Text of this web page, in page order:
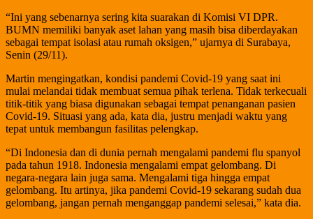
“Ini yang sebenarnya sering kita suarakan di Komisi VI DPR.
BUMN memiliki banyak aset lahan yang masih bisa diberdayakan
sebagai tempat isolasi atau rumah oksigen,” ujarnya di Surabaya,
Senin (29/11).
Martin mengingatkan, kondisi pandemi Covid-19 yang saat ini
mulai melandai tidak membuat semua pihak terlena. Tidak terkecuali
titik-titik yang biasa digunakan sebagai tempat penanganan pasien
Covid-19. Situasi yang ada, kata dia, justru menjadi waktu yang
tepat untuk membangun fasilitas pelengkap.
“Di Indonesia dan di dunia pernah mengalami pandemi flu spanyol
pada tahun 1918. Indonesia mengalami empat gelombang. Di
negara-negara lain juga sama. Mengalami tiga hingga empat
gelombang. Itu artinya, jika pandemi Covid-19 sekarang sudah dua
gelombang, jangan pernah menganggap pandemi selesai,” kata dia.